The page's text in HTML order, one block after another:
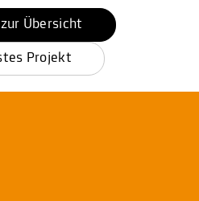
Übersicht
Projekt